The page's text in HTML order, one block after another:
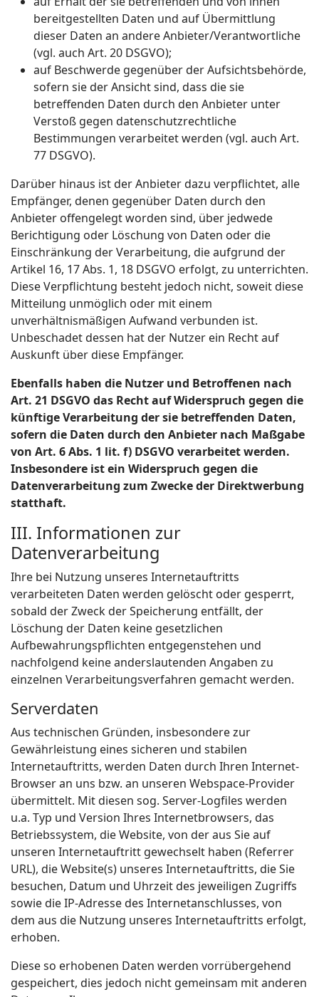
bereitgestellten Daten und auf Übermittlung
dieser Daten an andere Anbieter/Verantwortliche
(vgl. auch Art. 20 DSGVO);
auf Beschwerde gegenüber der Aufsichtsbehörde,
sofern sie der Ansicht sind, dass die sie
betreffenden Daten durch den Anbieter unter
Verstoß gegen datenschutzrechtliche
Bestimmungen verarbeitet werden (vgl. auch Art.
77 DSGVO).
Darüber hinaus ist der Anbieter dazu verpflichtet, alle
Empfänger, denen gegenüber Daten durch den
Anbieter offengelegt worden sind, über jedwede
Berichtigung oder Löschung von Daten oder die
Einschränkung der Verarbeitung, die aufgrund der
Artikel 16, 17 Abs. 1, 18 DSGVO erfolgt, zu unterrichten.
Diese Verpflichtung besteht jedoch nicht, soweit diese
Mitteilung unmöglich oder mit einem
unverhältnismäßigen Aufwand verbunden ist.
Unbeschadet dessen hat der Nutzer ein Recht auf
Auskunft über diese Empfänger.
Ebenfalls haben die Nutzer und Betroffenen nach
Art. 21 DSGVO das Recht auf Widerspruch gegen die
künftige Verarbeitung der sie betreffenden Daten,
sofern die Daten durch den Anbieter nach Maßgabe
von Art. 6 Abs. 1 lit. f) DSGVO verarbeitet werden.
Insbesondere ist ein Widerspruch gegen die
Datenverarbeitung zum Zwecke der Direktwerbung
statthaft.
III. Informationen zur
Datenverarbeitung
Ihre bei Nutzung unseres Internetauftritts
verarbeiteten Daten werden gelöscht oder gesperrt,
sobald der Zweck der Speicherung entfällt, der
Löschung der Daten keine gesetzlichen
Aufbewahrungspflichten entgegenstehen und
nachfolgend keine anderslautenden Angaben zu
einzelnen Verarbeitungsverfahren gemacht werden.
Serverdaten
Aus technischen Gründen, insbesondere zur
Gewährleistung eines sicheren und stabilen
Internetauftritts, werden Daten durch Ihren Internet-
Browser an uns bzw. an unseren Webspace-Provider
übermittelt. Mit diesen sog. Server-Logfiles werden
u.a. Typ und Version Ihres Internetbrowsers, das
Betriebssystem, die Website, von der aus Sie auf
unseren Internetauftritt gewechselt haben (Referrer
URL), die Website(s) unseres Internetauftritts, die Sie
besuchen, Datum und Uhrzeit des jeweiligen Zugriffs
sowie die IP-Adresse des Internetanschlusses, von
dem aus die Nutzung unseres Internetauftritts erfolgt,
erhoben.
Diese so erhobenen Daten werden vorrübergehend
gespeichert, dies jedoch nicht gemeinsam mit anderen